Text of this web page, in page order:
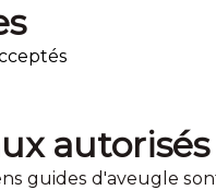
autorisés
guides d'aveugle